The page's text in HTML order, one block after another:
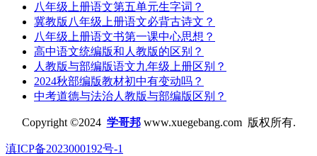
八年级上册语文第五单元生字词？
冀教版八年级上册语文必背古诗文？
八年级上册语文书第一课中心思想？
高中语文统编版和人教版的区别？
人教版与部编版语文九年级上册区别？
2024秋部编版教材初中有变动吗？
中考道德与法治人教版与部编版区别？
Copyright ©2024 学哥邦www.xuegebang.com 版权所有.
滇ICP备2023000192号-1